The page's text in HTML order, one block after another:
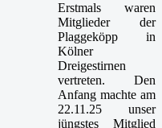
Erstmals waren
Mitglieder der
Plaggeköpp in
Kölner
Dreigestirnen
vertreten. Den
Anfang machte am
22.11.25 unser
jüngstes Mitglied